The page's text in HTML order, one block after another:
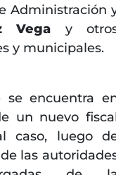
Administración
Vega y
y municipales.
se encuentra
un nuevo
caso, luego
las